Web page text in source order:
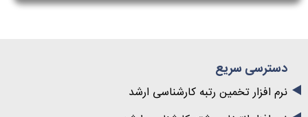
دسترسی سریع
نرم افزار تخمین رتبه کارشناسی ارشد